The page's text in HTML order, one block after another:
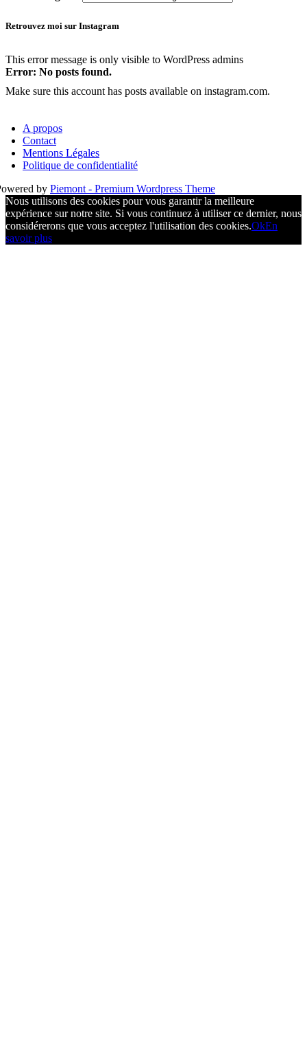
Retrouvez moi sur Instagram
This error message is only visible to WordPress admins
Error: No posts found.
Make sure this account has posts available on instagram.com.
A propos
Contact
Mentions Légales
Politique de confidentialité
by Piemont - Premium Wordpress Theme
Nous utilisons des cookies pour vous garantir la meilleure
expérience sur notre site. Si vous continuez à utiliser ce dernier, nous
considérerons que vous acceptez l'utilisation des cookies.OkEn
savoir plus